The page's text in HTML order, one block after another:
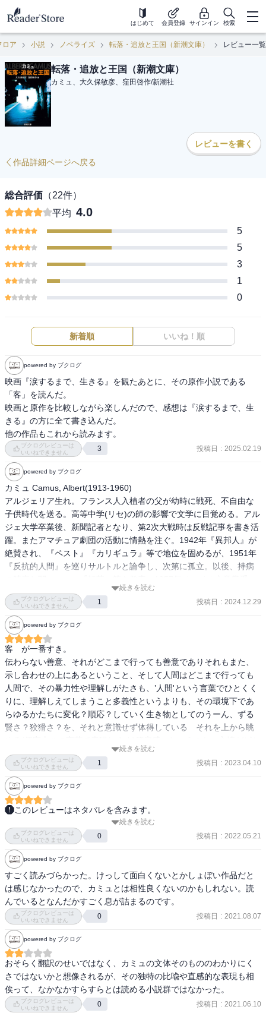
はじめて 会員登録 サインイン 検索
ロア 小説 ノベライズ 転落・追放と王国（新潮文庫） レビュー一覧
転落・追放と王国（新潮文庫）
カミュ、大久保敏彦、窪田啓作/新潮社
レビューを書く
作品詳細ページへ戻る
総合評価 （22件）
平均 4.0
5
5
3
1
0
新着順 いいね！順
powered by ブクログ
映画『涙するまで、生きる』を観たあとに、その原作小説である
「客」を読んだ。
映画と原作を比較しながら楽しんだので、感想は『涙するまで、生
きる』の方に全て書き込んだ。
他の作品もこれから読みます。
ブクログレビューは
いいねできません
3 投稿日 : 2025.02.19
powered by ブクログ
カミュ Camus, Albert(1913-1960)
アルジェリア生れ。フランス人入植者の父が幼時に戦死、不自由な
子供時代を送る。高等中学(リセ)の師の影響で文学に目覚める。アル
ジェ大学卒業後、新聞記者となり、第2次大戦時は反戦記事を書き活
躍。またアマチュア劇団の活動に情熱を注ぐ。1942年『異邦人』が
絶賛され、『ペスト』『カリギュラ』等で地位を固めるが、1951年
『反抗的人間』を巡りサルトルと論争し、次第に孤立。以後、持病
賞。1960年1月パリ近郊において交通事故で死亡。
転落 (光文社古典新訳文庫)
by カミュ、前山 悠
アムステルダムには長く滞在されるご予定ですか？　美しい街でし
ょう？　麗しい、ですって？　これはこれは、久方ぶりに耳にした
形容詞だ。実際パリを離れて以来かもしれない。あれからもう何年
にもなりますが、それでも心は記憶を留めている。我らが美しき
都、河岸通り、何ひとつ忘れてはいません。パリ、あの実に見事な
虚像の街、四百万もの影法師がうごめく壮麗なる舞台装置。なん
もをこしらえなさったというわけですね。驚きはしません。わたし
は常々思っていたのですが、我らが同郷人を熱狂させるのはふた
つ、思想と 姦淫 だ。どちらも見境なくやる。まあ彼らを非難するの
はよしておきましょう。パリだけじゃない、ヨーロッパ全体がそう
なんですから。わたしはときおり、未来の歴史家が我々のことをど
のように語るか夢想するんです。きっと現代人については一文で済
みます――彼らは姦淫し、さまざまな新聞を読んでいた。この強固
な定義ひとつで、話はおしまいと言っていいでしょう。
たとえばわたしにもできる限り付き合いを避けていた友人がいまし
てね。わずらわしいやつで、おまけに堅物だった。でもご安心を、
臨終の際にはちゃんと駆けつけて旧交を温めましたよ。わたしとし
ても、一日無駄にしたつもりはありません。彼はとても喜んで、わ
たしの手まで握って死んでいったんですから。それから、こちらが
相手にしていないのにしつこく付きまとってくる女もいましてね。
彼女も大変センスの良いことに、若死にしてくれました。たちどこ
ろにわたしの心は占領される！　そのうえ自殺ときたからには！
おおまいった、なんたる甘美な大激震！　電話が鳴る、感情が溢れ
出す、あえて多くは語らない、それでいて言いえぬ思いがたっぷり
にじみ出てしまう、なんとかして悲痛をこらえる、そしていよい
よ、そうそう、ちょっぴり自分を責めてみたりなんかして！
続きを読む
ブクログレビューは
いいねできません
1 投稿日 : 2024.12.29
powered by ブクログ
客　が一番すき。
伝わらない善意、それがどこまで行っても善意でありそれもまた、
示し合わせの上にあるということ、そして人間はどこまで行っても
人間で、その暴力性や理解しがたさも、’人間'という言葉でひとくく
りに、理解しえてしまうこと多義性というよりも、その環境下であ
らゆるかたちに変化？順応？していく生き物としてのうーん、ずる
賢さ？狡猾さ？を、それと意識せず体得している　それを上から眺
ビシに伝わってくる劇、お芝居、舞台をみているようだ
涙するまで生きるも観た。アンサーと、願望がないまぜになった映
画。わたしはとても好き．
やるせなさのなかに、人生、それでも生きるという強さというか、
諦めのような、それでも人を信じる、信じ合いたいという願望や願
い、こうだったらよかったなぜこうならない不条理や解決不可能性
続きを読む
ブクログレビューは
いいねできません
1 投稿日 : 2023.04.10
powered by ブクログ
このレビューはネタバレを含みます。
転落とその他短編がいくつか載っているが、転落のみを読む。多分
読むのは二回目。
上流階級にいた人が、人生のむなしさを感じ、自らの意思で浮浪者
のような暮らしをする。というのがそもそもの粗筋かな。
粗筋からして低俗な感じは受けるが、結局それがカミュの魅力なの
かもしれない。
カミュの場合は、人間の暮らしに近いところを書いていて、人間と
は何かとか正義とは何かとか、にはあんまり近寄らない。だからこ
そ、悩んでいるときや青春時代に読むと感動するのではないかと思
った。
続きを読む
ブクログレビューは
いいねできません
0 投稿日 : 2022.05.21
powered by ブクログ
すごく読みづらかった。けっして面白くないとかしょぼい作品だと
は感じなかったので、カミュとは相性良くないのかもしれない。読
んでいるとなんだかすごく息が詰まるのです。
ブクログレビューは
いいねできません
0 投稿日 : 2021.08.07
powered by ブクログ
おそらく翻訳のせいではなく、カミュの文体そのもののわかりにく
さではないかと想像されるが、その独特の比喩や直感的な表現も相
俟って、なかなかすらすらとは読める小説群ではなかった。
ブクログレビューは
いいねできません
0 投稿日 : 2021.06.10